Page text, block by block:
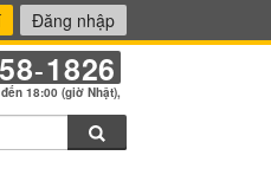
Đăng nhập
58-1826
18:00 (giờ Nhật),